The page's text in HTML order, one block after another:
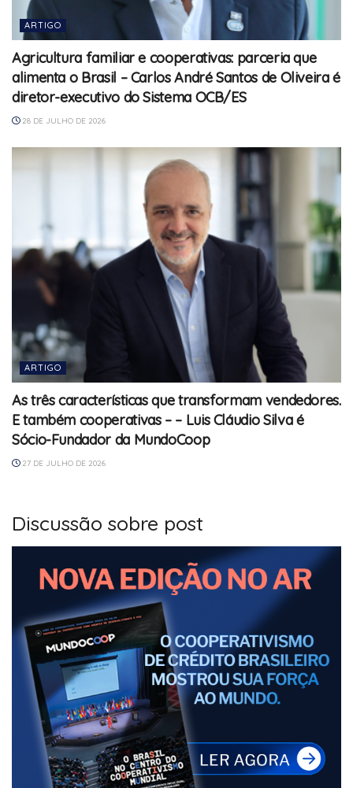
ARTIGO
Agricultura familiar e cooperativas: parceria que
alimenta o Brasil – Carlos André Santos de Oliveira é
diretor-executivo do Sistema OCB/ES
28 DE JULHO DE 2026
ARTIGO
As três características que transformam vendedores.
E também cooperativas – – Luis Cláudio Silva é
Sócio-Fundador da MundoCoop
27 DE JULHO DE 2026
Discussão sobre post